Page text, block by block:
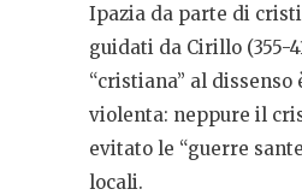
Ipazia da parte di
guidati da Cirillo (355-
“cristiana” al dissenso
violenta: neppure il
evitato le “guerre
locali.